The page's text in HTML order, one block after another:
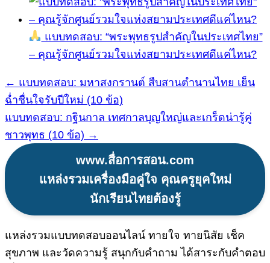
แบบทดสอบ: “พระพุทธรูปสำคัญในประเทศไทย”
– คุณรู้จักศูนย์รวมใจแห่งสยามประเทศดีแค่ไหน?
แนะแนว
เรื่อง
← แบบทดสอบ: มหาสงกรานต์ สืบสานตำนานไทย เย็น
ฉ่ำชื่นใจรับปีใหม่ (10 ข้อ)
แบบทดสอบ: กฐินกาล เทศกาลบุญใหญ่และเกร็ดน่ารู้คู่
ชาวพุทธ (10 ข้อ) →
www.สื่อการสอน.com
แหล่งรวมเครื่องมือคู่ใจ คุณครูยุคใหม่
นักเรียนไทยต้องรู้
แหล่งรวมแบบทดสอบออนไลน์ ทายใจ ทายนิสัย เช็ค
สุขภาพ และวัดความรู้ สนุกกับคำถาม ได้สาระกับคำตอบ